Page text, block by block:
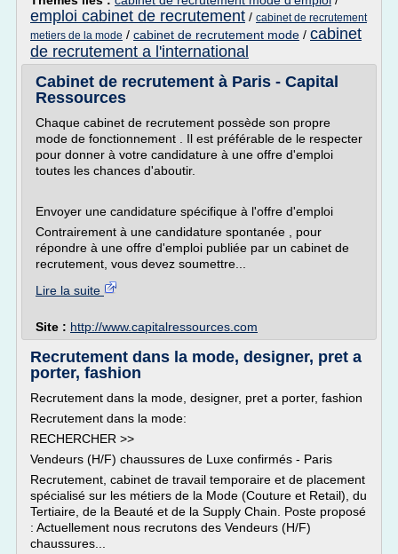
emploi cabinet de recrutement / cabinet de recrutement
metiers de la mode / cabinet de recrutement mode / cabinet
de recrutement a l'international
Cabinet de recrutement à Paris - Capital
Ressources
Chaque cabinet de recrutement possède son propre
mode de fonctionnement . Il est préférable de le respecter
pour donner à votre candidature à une offre d'emploi
toutes les chances d'aboutir.
Envoyer une candidature spécifique à l'offre d'emploi
Contrairement à une candidature spontanée , pour
répondre à une offre d'emploi publiée par un cabinet de
recrutement, vous devez soumettre...
Lire la suite
Site : http://www.capitalressources.com
Recrutement dans la mode, designer, pret a
porter, fashion
Recrutement dans la mode, designer, pret a porter, fashion
Recrutement dans la mode:
RECHERCHER >>
Vendeurs (H/F) chaussures de Luxe confirmés - Paris
Recrutement, cabinet de travail temporaire et de placement
spécialisé sur les métiers de la Mode (Couture et Retail), du
Tertiaire, de la Beauté et de la Supply Chain. Poste proposé
: Actuellement nous recrutons des Vendeurs (H/F)
chaussures...